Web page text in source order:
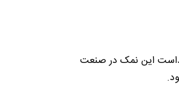
این نمک در صنعت